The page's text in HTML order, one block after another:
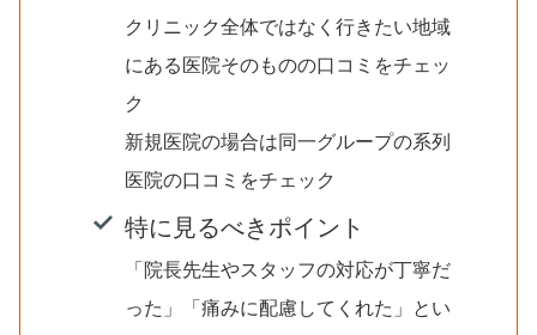
クリニック全体ではなく行きたい地域
にある医院そのものの口コミをチェッ
ク
新規医院の場合は同一グループの系列
医院の口コミをチェック
特に見るべきポイント
「院長先生やスタッフの対応が丁寧だ
った」「痛みに配慮してくれた」とい